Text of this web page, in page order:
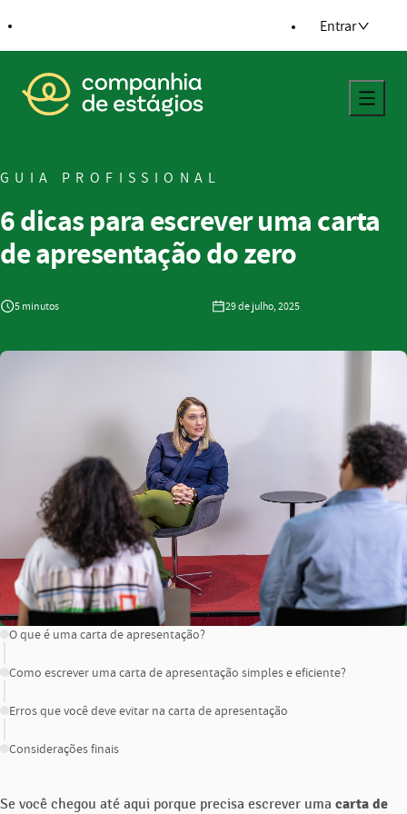
o conteúdo Entrar
Voltar para a página principal
GUIA PROFISSIONAL
6 dicas para escrever uma carta
de apresentação do zero
29 de julho, 2025
5 minutos
CONTEÚDO
O que é uma carta de apresentação?
Como escrever uma carta de apresentação simples e eficiente?
Erros que você deve evitar na carta de apresentação
Considerações finais
Se você chegou até aqui porque precisa escrever uma carta de